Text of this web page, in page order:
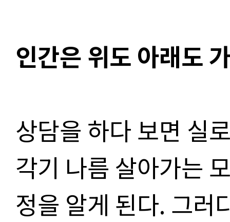
인간은 위도 아래도
상담을 하다 보면 실
각기 나름 살아가는
정을 알게 된다. 그러